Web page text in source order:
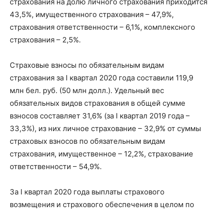
43,5%, имущественного страхования – 47,9%,
страхования ответственности – 6,1%, комплексного
страхования – 2,5%.
Страховые взносы по обязательным видам
страхования за I квартал 2020 года составили 119,9
млн бел. руб. (50 млн долл.). Удельный вес
обязательных видов страхования в общей сумме
взносов составляет 31,6% (за I квартал 2019 года –
33,3%), из них личное страхование – 32,9% от суммы
страховых взносов по обязательным видам
страхования, имущественное – 12,2%, страхование
ответственности – 54,9%.
За I квартал 2020 года выплаты страхового
возмещения и страхового обеспечения в целом по